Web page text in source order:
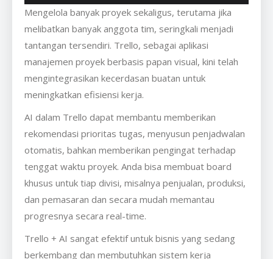
Mengelola banyak proyek sekaligus, terutama jika
melibatkan banyak anggota tim, seringkali menjadi
tantangan tersendiri. Trello, sebagai aplikasi
manajemen proyek berbasis papan visual, kini telah
mengintegrasikan kecerdasan buatan untuk
meningkatkan efisiensi kerja.
AI dalam Trello dapat membantu memberikan
rekomendasi prioritas tugas, menyusun penjadwalan
otomatis, bahkan memberikan pengingat terhadap
tenggat waktu proyek. Anda bisa membuat board
khusus untuk tiap divisi, misalnya penjualan, produksi,
dan pemasaran dan secara mudah memantau
progresnya secara real-time.
Trello + AI sangat efektif untuk bisnis yang sedang
berkembang dan membutuhkan sistem kerja